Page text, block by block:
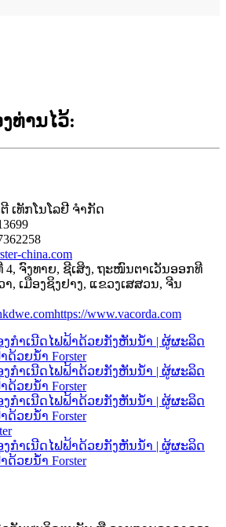
ທ່ານໄວ້:
ເທັກໂນໂລຢີ ຈຳກັດ
china.com
4, ຈົງທາຍ, ຊີເສິງ, ຖະໜົນຕາເວັນອອກທີ
, ເມືອງຊິງຢາງ, ແຂວງເສສວນ, ຈີນ
https://www.vacorda.com